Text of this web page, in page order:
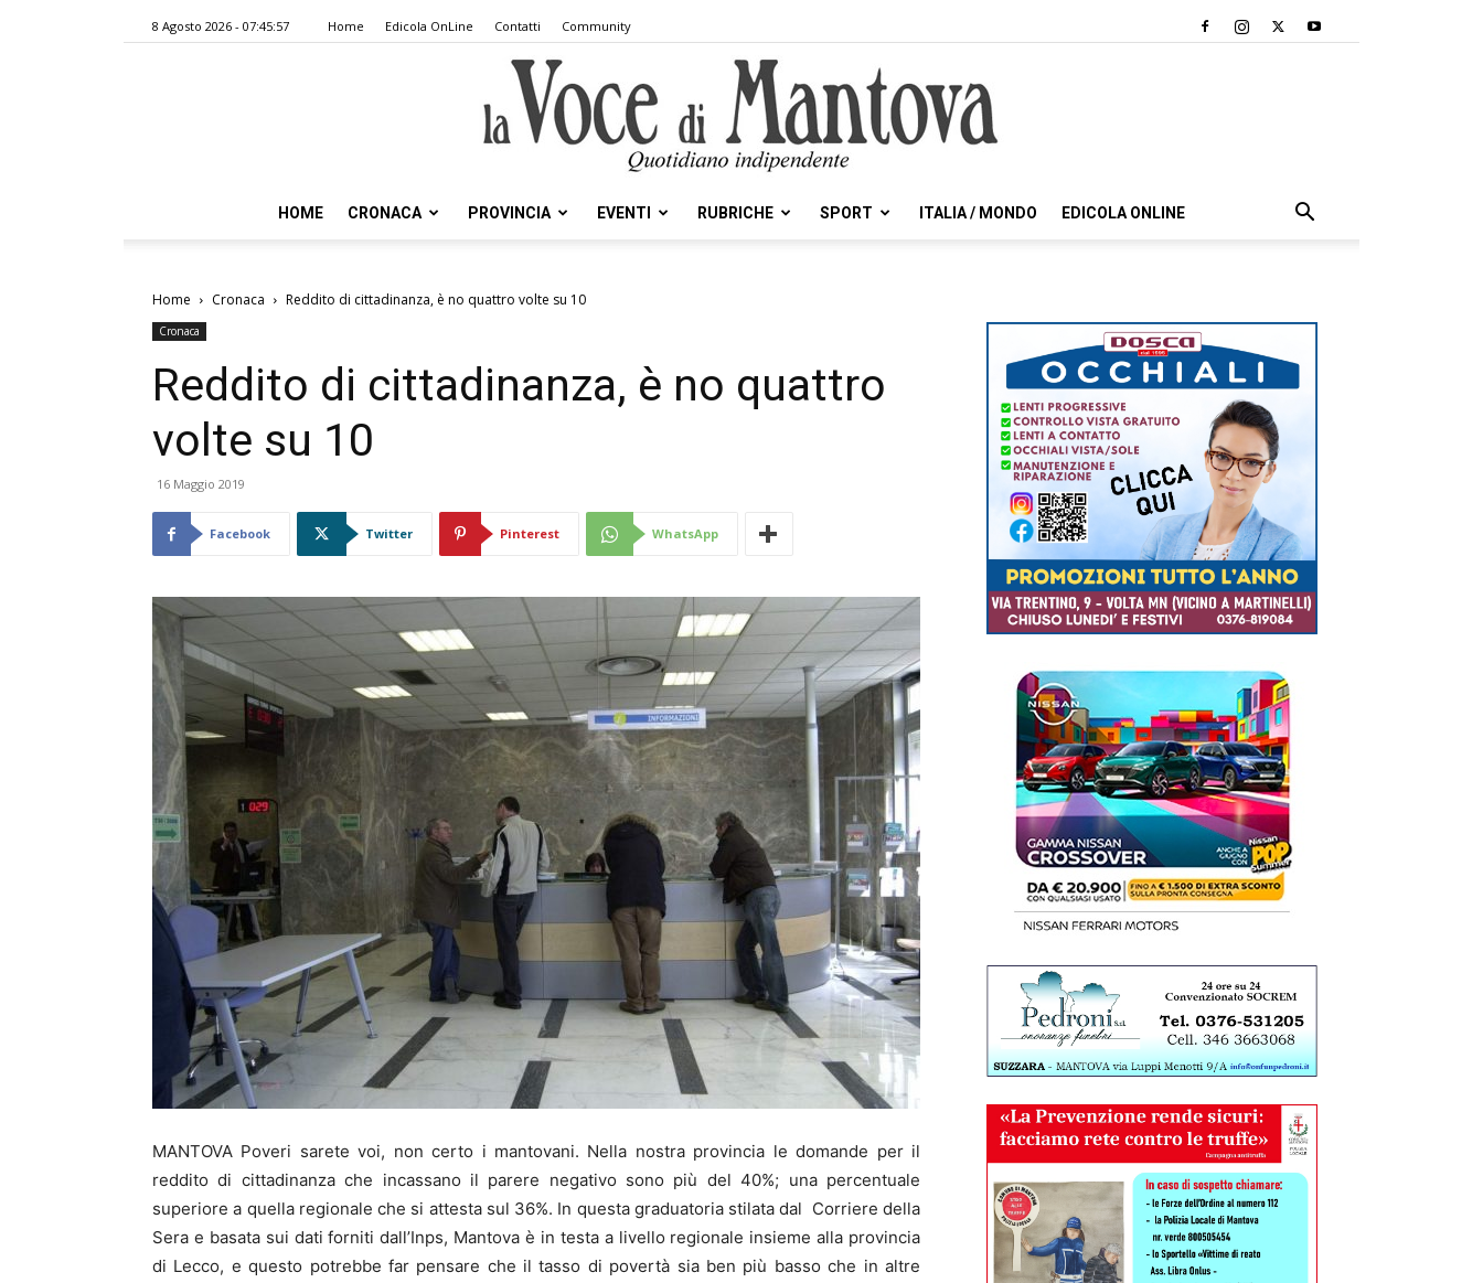
8 Agosto 2026 - 07:45:57 Home Edicola OnLine Contatti Community
Voce
Mantova
HOME CRONACA PROVINCIA EVENTI RUBRICHE SPORT ITALIA / MONDO EDICOLA ONLINE
Home Cronaca Reddito di cittadinanza, è no quattro volte su 10
Cronaca
Reddito di cittadinanza, è no quattro
volte su 10
16 Maggio 2019
Facebook Twitter Pinterest WhatsApp
MANTOVA Poveri sarete voi, non certo i mantovani. Nella nostra provincia le domande per il
reddito di cittadinanza che incassano il parere negativo sono più del 40%; una percentuale
superiore a quella regionale che si attesta sul 36%. In questa graduatoria stilata dal Corriere della
Sera e basata sui dati forniti dall’Inps, Mantova è in testa a livello regionale insieme alla provincia
di Lecco, e questo potrebbe far pensare che il tasso di povertà sia ben più basso che in altre